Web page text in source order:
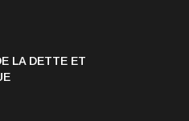
LA DETTE ET